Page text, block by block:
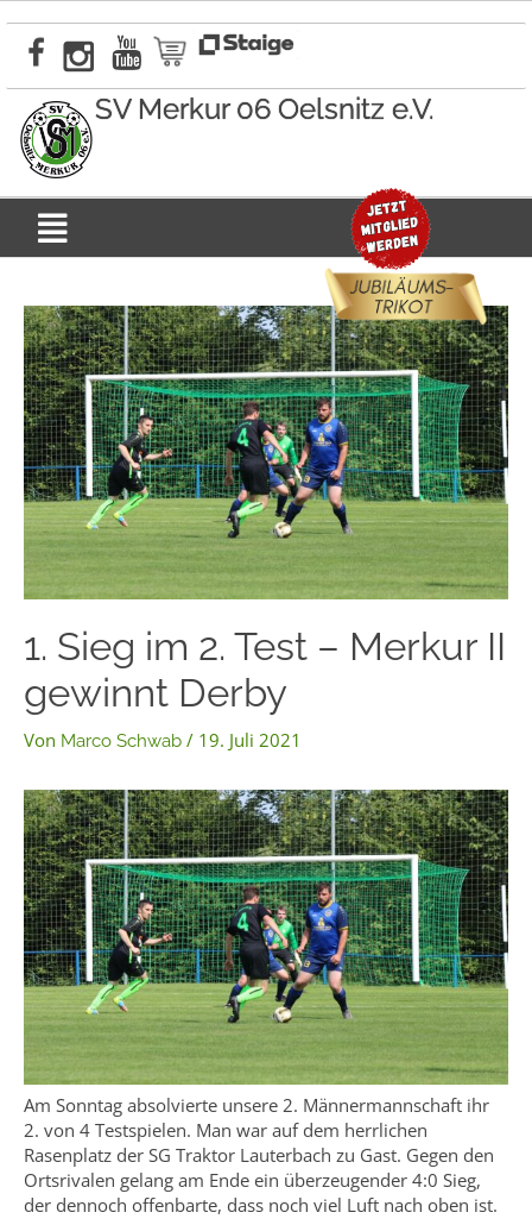
Inhalt
springen
SV Merkur 06 Oelsnitz e.V.
Menü
1. Sieg im 2. Test – Merkur II
gewinnt Derby
Von Marco Schwab / 19. Juli 2021
Am Sonntag absolvierte unsere 2. Männermannschaft ihr
2. von 4 Testspielen. Man war auf dem herrlichen
Rasenplatz der SG Traktor Lauterbach zu Gast. Gegen den
Ortsrivalen gelang am Ende ein überzeugender 4:0 Sieg,
der dennoch offenbarte, dass noch viel Luft nach oben ist.